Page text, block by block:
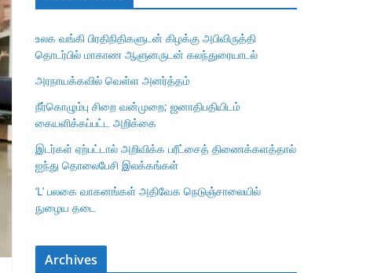
உலக வங்கி பிரதிநிதிகளுடன் கிழக்கு அபிவிருத்தி
தொடர்பில் மாகாண ஆளுனருடன் கலந்துரையாடல்
அரநாயக்கவில் வெள்ள அனர்த்தம்
நீர்கொழும்பு சிறை வன்முறை; ஜனாதிபதியிடம்
கையளிக்கப்பட்ட அறிக்கை
இடர்கள் ஏற்பட்டால் அறிவிக்க பரீட்சைத் திணைக்களத்தால்
ஐந்து தொலைபேசி இலக்கங்கள்
‘L’ பலகை வாகனங்கள் அதிவேக நெடுஞ்சாலையில்
நுழைய தடை
Archives